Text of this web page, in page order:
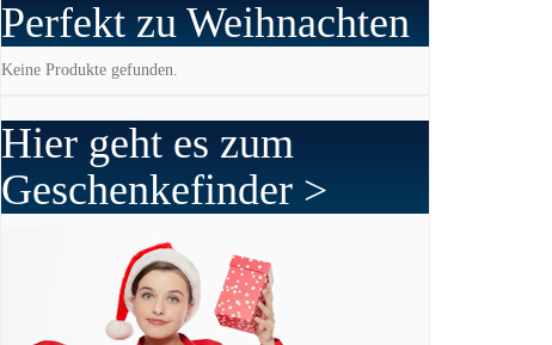
Perfekt zu Weihnachten
Keine Produkte gefunden.
Hier geht es zum
Geschenkefinder >